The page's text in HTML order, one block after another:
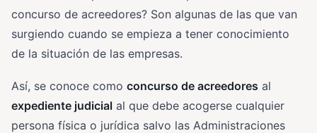
concurso de acreedores? Son algunas de las que van
surgiendo cuando se empieza a tener conocimiento
de la situación de las empresas.
Así, se conoce como concurso de acreedores al
expediente judicial al que debe acogerse cualquier
persona física o jurídica salvo las Administraciones